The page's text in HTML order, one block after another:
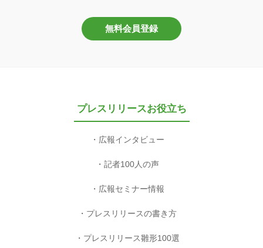
無料会員登録
プレスリリースお役立ち
広報インタビュー
記者100人の声
広報セミナー情報
プレスリリースの書き方
プレスリリース雛形100選